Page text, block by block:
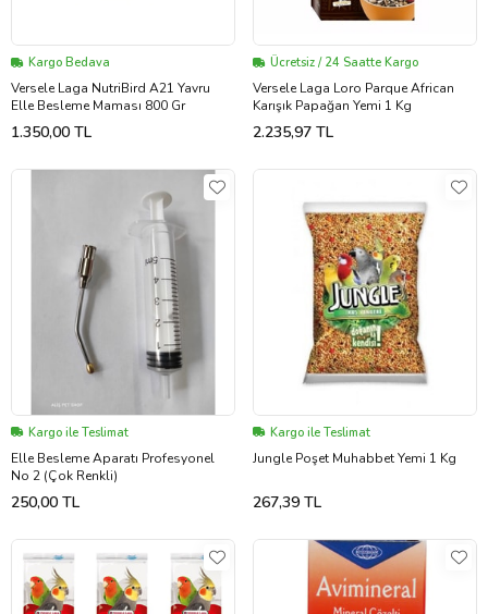
Kargo Bedava
Versele Laga NutriBird A21 Yavru
Elle Besleme Maması 800 Gr
1.350,00 TL
Ücretsiz / 24 Saatte Kargo
Versele Laga Loro Parque African
Karışık Papağan Yemi 1 Kg
2.235,97 TL
Kargo ile Teslimat
Elle Besleme Aparatı Profesyonel
No 2 (Çok Renkli)
250,00 TL
Kargo ile Teslimat
Jungle Poşet Muhabbet Yemi 1 Kg
267,39 TL